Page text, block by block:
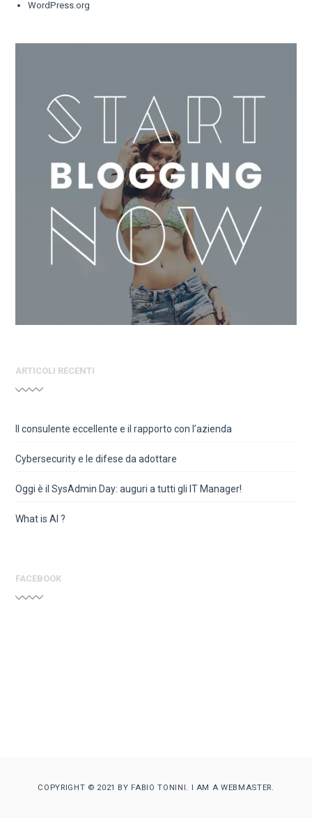
WordPress.org
ARTICOLI RECENTI
Il consulente eccellente e il rapporto con l’azienda
Cybersecurity e le difese da adottare
Oggi è il SysAdmin Day: auguri a tutti gli IT Manager!
What is AI ?
FACEBOOK
COPYRIGHT © 2021 BY FABIO TONINI. I AM A WEBMASTER.